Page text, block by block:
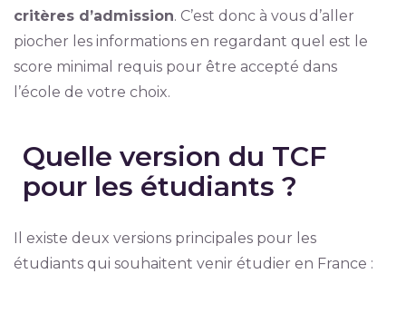
critères d’admission. C’est donc à vous d’aller
piocher les informations en regardant quel est le
score minimal requis pour être accepté dans
l’école de votre choix.
Quelle version du TCF
pour les étudiants ?
Il existe deux versions principales pour les
étudiants qui souhaitent venir étudier en France :